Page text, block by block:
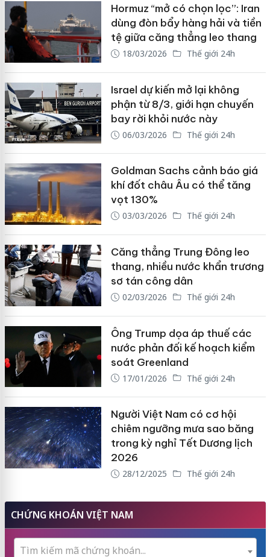
Hormuz “mở có chọn lọc”: Iran
dùng đòn bẩy hàng hải và tiền
tệ giữa căng thẳng leo thang
18/03/2026 Thế giới 24h
Israel dự kiến mở lại không
phận từ 8/3, giới hạn chuyến
bay rời khỏi nước này
06/03/2026 Thế giới 24h
Goldman Sachs cảnh báo giá
khí đốt châu Âu có thể tăng
vọt 130%
03/03/2026 Thế giới 24h
Căng thẳng Trung Đông leo
thang, nhiều nước khẩn trương
sơ tán công dân
02/03/2026 Thế giới 24h
Ông Trump dọa áp thuế các
nước phản đối kế hoạch kiểm
soát Greenland
17/01/2026 Thế giới 24h
Người Việt Nam có cơ hội
chiêm ngưỡng mưa sao băng
trong kỳ nghỉ Tết Dương lịch
2026
28/12/2025 Thế giới 24h
CHỨNG KHOÁN VIỆT NAM
Tìm kiếm mã chứng khoán...